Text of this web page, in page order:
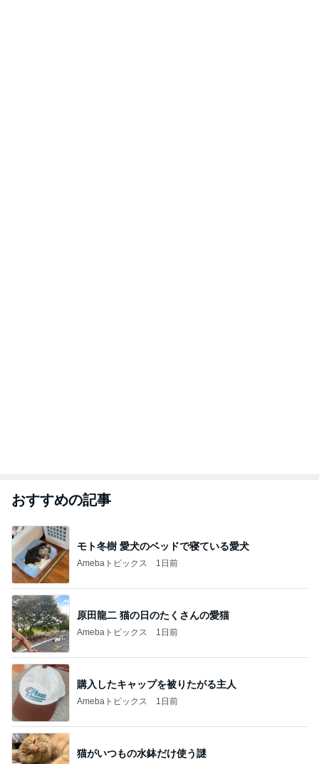
おすすめの記事
モト冬樹 愛犬のベッドで寝ている愛犬
Amebaトピックス 1日前
原田龍二 猫の日のたくさんの愛猫
Amebaトピックス 1日前
購入したキャップを被りたがる主人
Amebaトピックス 1日前
猫がいつもの水鉢だけ使う謎